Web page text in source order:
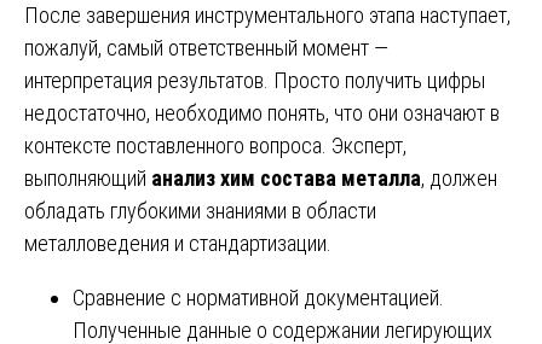
После завершения инструментального этапа наступает,
пожалуй, самый ответственный момент —
интерпретация результатов. Просто получить цифры
недостаточно, необходимо понять, что они означают в
контексте поставленного вопроса. Эксперт,
выполняющий анализ хим состава металла, должен
обладать глубокими знаниями в области
металловедения и стандартизации.
Сравнение с нормативной документацией.
Полученные данные о содержании легирующих